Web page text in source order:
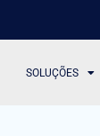
SOLUÇÕES